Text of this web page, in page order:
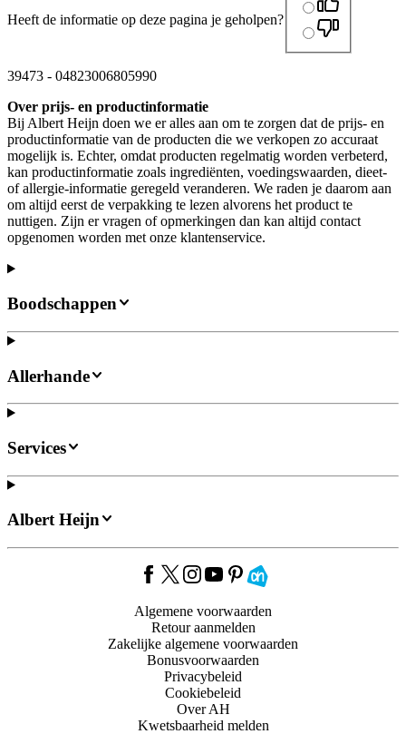
Heeft de informatie op deze pagina je geholpen?
39473 - 04823006805990
Over prijs- en productinformatie
Bij Albert Heijn doen we er alles aan om te zorgen dat de prijs- en
productinformatie van de producten die we verkopen zo accuraat
mogelijk is. Echter, omdat producten regelmatig worden verbeterd,
kan productinformatie zoals ingrediënten, voedingswaarden, dieet-
of allergie-informatie geregeld veranderen. We raden je daarom aan
om altijd eerst de verpakking te lezen alvorens het product te
nuttigen. Zijn er vragen of opmerkingen dan kan altijd contact
opgenomen worden met onze klantenservice.
Boodschappen
Allerhande
Services
Albert Heijn
Algemene voorwaarden
Retour aanmelden
Zakelijke algemene voorwaarden
Bonusvoorwaarden
Privacybeleid
Cookiebeleid
Over AH
Kwetsbaarheid melden